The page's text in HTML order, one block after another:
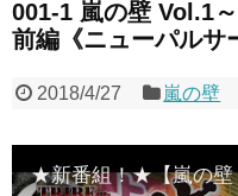
001-1 嵐の壁 Vol.1
前編《ニューパルサ
2018/4/27 嵐の壁